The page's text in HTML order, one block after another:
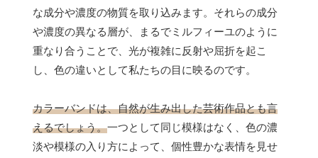
な成分や濃度の物質を取り込みます。それらの成分
や濃度の異なる層が、まるでミルフィーユのように
重なり合うことで、光が複雑に反射や屈折を起こ
し、色の違いとして私たちの目に映るのです。
カラーバンドは、自然が生み出した芸術作品とも言
えるでしょう。一つとして同じ模様はなく、色の濃
淡や模様の入り方によって、個性豊かな表情を見せ